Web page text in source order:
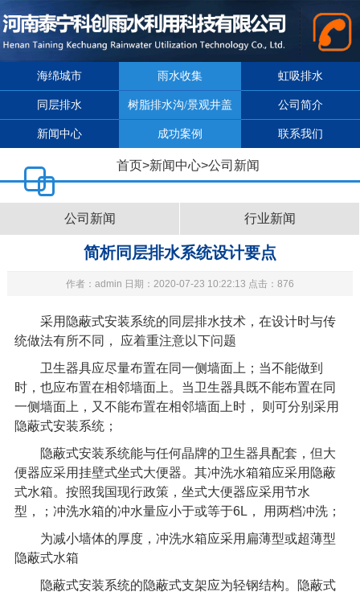
海绵城市 雨水收集 虹吸排水
同层排水 树脂排水沟/景观井盖 公司简介
新闻中心 成功案例 联系我们
首页>新闻中心>公司新闻
公司新闻 行业新闻
简析同层排水系统设计要点
作者：admin 日期：2020-07-23 10:22:13 点击：876
采用隐蔽式安装系统的同层排水技术，在设计时与传
统做法有所不同，
应着重注意以下问题
卫生器具应尽量布置在同一侧墙面上；当不能做到
时，也应布置在相邻墙面上。当卫生器具既不能布置在同
一侧墙面上，又不能布置在相邻墙面上时，
则可分别采用
隐蔽式安装系统；
隐蔽式安装系统能与任何晶牌的卫生器具配套，但大
便器应采用挂壁式坐式大便器。其冲洗水箱箱应采用隐蔽
式水箱。按照我国现行政策，坐式大便器应采用节水
型，；冲洗水箱的冲水量应小于或等于6L ，
用两档冲洗；
为减小墙体的厚度，冲洗水箱应采用扁薄型或超薄型
隐蔽式水箱
隐蔽式安装系统的隐蔽式支架应为轻钢结构。隐蔽式